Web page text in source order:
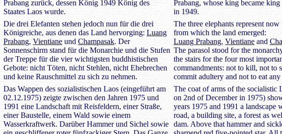
Prabang zurück, dessen König 1949 König des
Staates Laos wurde.
Prabang, whose king became
in 1949.
Die drei Elefanten stehen jedoch nun für die drei
Königreiche, aus denen das Land hervorging: Luang
Prabang, Vientiane und Champasak. Der
Sonnenschirm stand für die Monarchie und die Stufen
der Treppe für die vier wichtigsten buddhistischen
Gebote: nicht Töten, nicht Stehlen, nicht Ehebrechen
und keine Rauschmittel zu sich zu nehmen.
The three elephants represent
from which the land emerged:
Luang Prabang, Vientiane and
The parasol stood for the
the stairs for the four most
commandments: not to kill, not to
commit adultery and not to eat
Das Wappen des sozialistischen Laos (eingeführt am
02.12.1975) zeigte zwischen den Jahren 1975 und
1991 eine Landschaft mit Reisfeldern, einer Straße,
einer Baustelle, einem Wald sowie einem
Wasserkraftwerk. Darüber Hammer und Sichel sowie
The coat of arms of the socialistic
on 2nd of December in 1975)
years 1975 and 1991 a landscape
road, a building site, a forest as
dam. Above that hammer and